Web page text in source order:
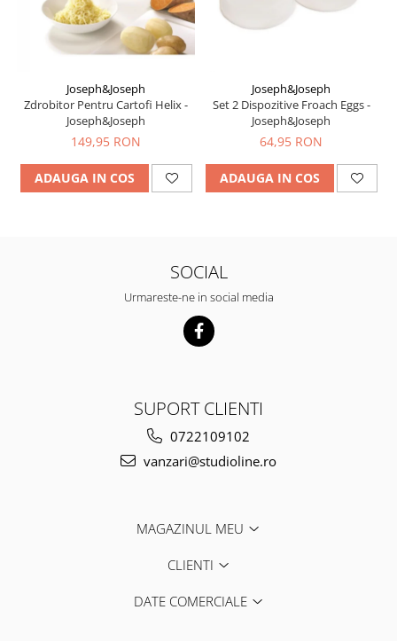
Joseph&Joseph
Zdrobitor Pentru Cartofi Helix -
Joseph&Joseph
149,95 RON
ADAUGA IN COS
Joseph&Joseph
Set 2 Dispozitive Froach Eggs -
Joseph&Joseph
64,95 RON
ADAUGA IN COS
SOCIAL
Urmareste-ne in social media
SUPORT CLIENTI
0722109102
vanzari@studioline.ro
MAGAZINUL MEU
CLIENTI
DATE COMERCIALE